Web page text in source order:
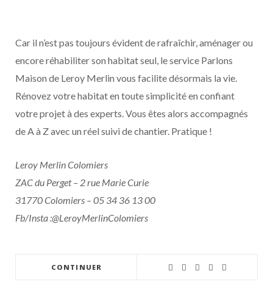
Car il n’est pas toujours évident de rafraîchir, aménager ou
encore réhabiliter son habitat seul, le service Parlons
Maison de Leroy Merlin vous facilite désormais la vie.
Rénovez votre habitat en toute simplicité en confiant
votre projet à des experts. Vous êtes alors accompagnés
de A à Z avec un réel suivi de chantier. Pratique !
Leroy Merlin Colomiers
ZAC du Perget – 2 rue Marie Curie
31770 Colomiers – 05 34 36 13 00
Fb/Insta :@LeroyMerlinColomiers
CONTINUER